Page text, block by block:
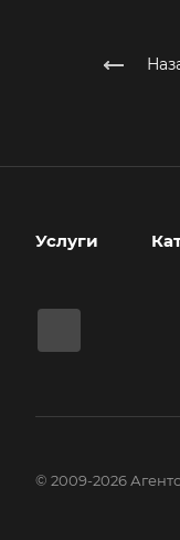
Услуги
© 2009-2026